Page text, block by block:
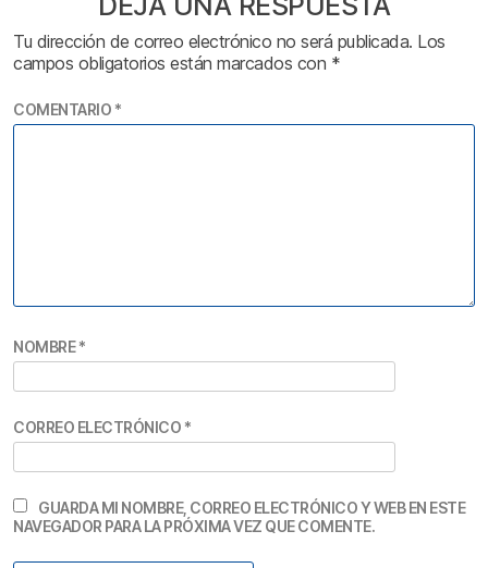
Tu dirección de correo electrónico no será publicada. Los
campos obligatorios están marcados con *
COMENTARIO *
NOMBRE*
CORREO ELECTRÓNICO *
GUARDA MI NOMBRE, CORREO ELECTRÓNICO Y WEB EN ESTE
NAVEGADOR PARA LA PRÓXIMA VEZ QUE COMENTE.